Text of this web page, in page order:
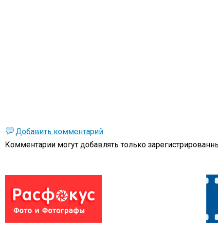
Добавить комментарий
Комментарии могут добавлять только